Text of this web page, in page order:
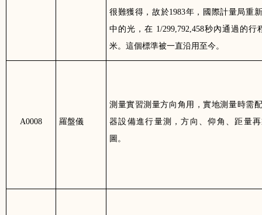
很難獲得，故於1983年，國際計量局重
中的光，在 1/299,792,458秒內通過的行
米。這個標準被一直沿用至今。
A0008 羅盤儀
測量實習測量方向角用，實地測量時需
器設備進行量測，方向、仰角、距量
圖。